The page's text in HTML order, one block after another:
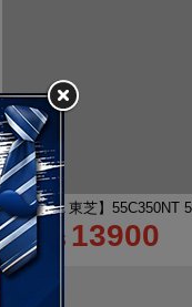
TV 50M450NT液晶顯示
東芝】55C350NT
$ 13900